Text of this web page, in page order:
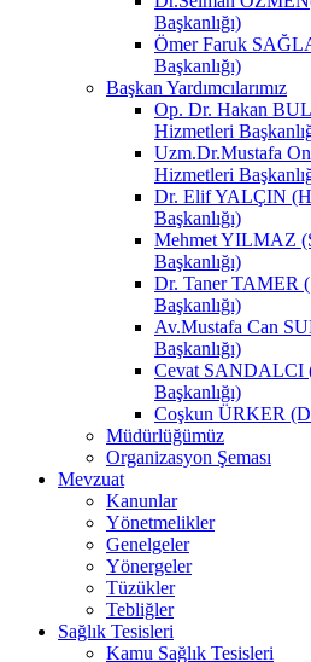
Başkanlığı)
Ömer Faruk
Başkanlığı)
Başkan Yardımcılarımız
Op. Dr. Hakan
Hizmetleri
Uzm.Dr.Mustafa
Hizmetleri
Dr. Elif YALÇIN
Başkanlığı)
Mehmet YILMAZ
Başkanlığı)
Dr. Taner TAMER
Başkanlığı)
Av.Mustafa Can
Başkanlığı)
Cevat SANDALCI
Başkanlığı)
Coşkun ÜRKER
Müdürlüğümüz
Organizasyon Şeması
Mevzuat
Kanunlar
Yönetmelikler
Genelgeler
Yönergeler
Tüzükler
Tebliğler
Sağlık Tesisleri
Kamu Sağlık Tesisleri